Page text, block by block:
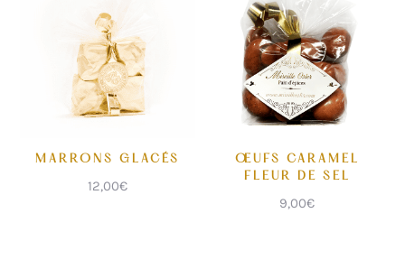
MARRONS GLACÉS
12,00€
ŒUFS CARAMEL
FLEUR DE SEL
9,00€